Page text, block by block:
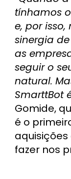
tínhamos
e, por
sinergia
as
seguir o
natural.
SmarttBot
Gomide,
é o
fazer nos